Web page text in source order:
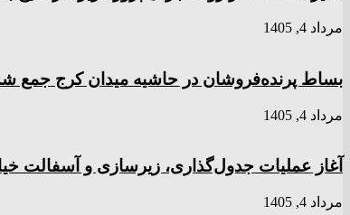
مرداد 4, 1405
بساط پرنده‌فروشان در حاشیه میدان کرج جمع
مرداد 4, 1405
آغاز عملیات جدول‌گذاری، زیرسازی و آسفالت
مرداد 4, 1405